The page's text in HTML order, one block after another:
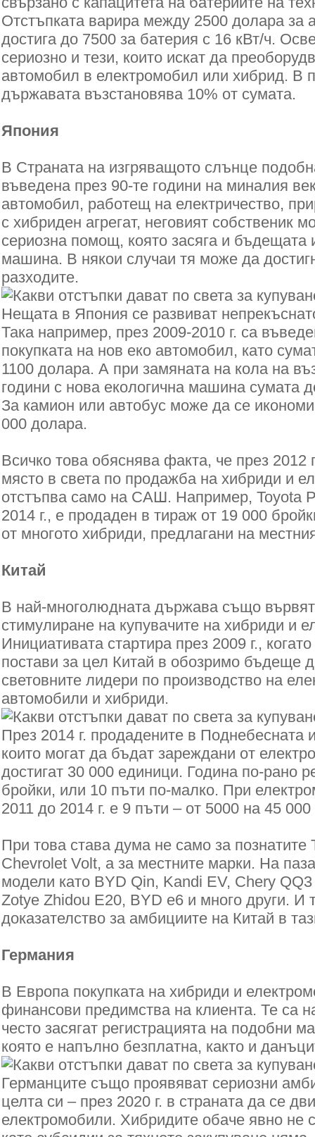
Отстъпката варира между 2500 долара за
достига до 7500 за батерия с 16 кВт/ч.
сериозно и тези, които искат да
автомобил в електромобил или хибрид. В
държавата възстановява 10% от сумата.
Япония
В Страната на изгряващото слънце
въведена през 90-те години на миналия
автомобил, работещ на електричество,
с хибриден агрегат, неговият собственик
сериозна помощ, която засяга и бъдещата
машина. В някои случаи тя може да
разходите.
Нещата в Япония се развиват
Така например, през 2009-2010 г. са
покупката на нов еко автомобил, като
1100 долара. А при замяната на кола на
години с нова екологична машина сумата
За камион или автобус може да се
000 долара.
Всичко това обяснява факта, че през 2012
място в света по продажба на хибриди и
отстъпва само на САШ. Например, Toyota
2014 г., е продаден в тираж от 19 000
от многото хибриди, предлагани на
Китай
В най-многолюдната държава също
стимулиране на купувачите на хибриди и
Инициативата стартира през 2009 г.,
постави за цел Китай в обозримо бъдеще
световните лидери по производство на
автомобили и хибриди.
През 2014 г. продадените в Поднебесната
които могат да бъдат зареждани от
достигат 30 000 единици. Година по-рано
бройки, или 10 пъти по-малко. При
2011 до 2014 г. е 9 пъти – от 5000 на 45
При това става дума не само за познатите
Chevrolet Volt, а за местните марки. На
модели като BYD Qin, Kandi EV, Chery
Zotye Zhidou E20, BYD e6 и много други. И
доказателство за амбициите на Китай в
Германия
В Европа покупката на хибриди и
финансови предимства на клиента. Те са
често засягат регистрацията на подобни
която е напълно безплатна, както и
Германците също проявяват сериозни
целта си – през 2020 г. в страната да се
електромобили. Хибридите обаче явно не